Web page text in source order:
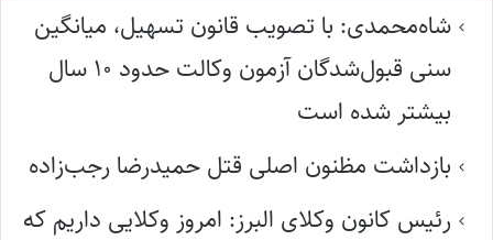
شاه‌محمدی: با تصویب قانون تسهیل، میانگین
سنی قبول‌شدگان آزمون وکالت حدود ۱۰ سال
بیشتر شده است
بازداشت مظنون اصلی قتل حمیدرضا رجب‌زاده
رئیس کانون وکلای البرز: امروز وکلایی داریم که